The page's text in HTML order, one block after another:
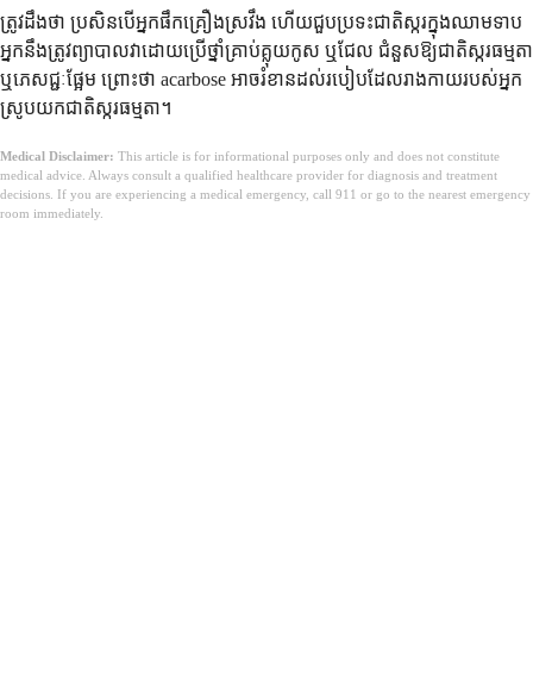
ត្រូវដឹងថា ប្រសិនបើអ្នកផឹកគ្រឿងស្រវឹង ហើយជួបប្រទះជាតិស្ករក្នុងឈាមទាប
អ្នកនឹងត្រូវព្យាបាលវាដោយប្រើថ្នាំគ្រាប់គ្លុយកូស ឬជែល ជំនួសឱ្យជាតិស្ករធម្មតា
ឬភេសជ្ជៈផ្អែម ព្រោះថា acarbose អាចរំខានដល់របៀបដែលរាងកាយរបស់អ្នក
ស្រូបយកជាតិស្ករធម្មតា។
Medical Disclaimer: This article is for informational purposes only and does not constitute
medical advice. Always consult a qualified healthcare provider for diagnosis and treatment
decisions. If you are experiencing a medical emergency, call 911 or go to the nearest emergency
room immediately.